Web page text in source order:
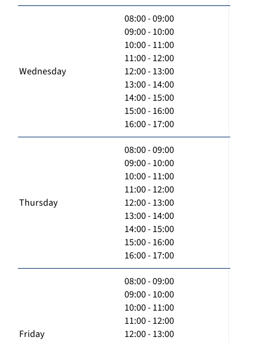
Wednesday
08:00 - 09:00
09:00 - 10:00
10:00 - 11:00
11:00 - 12:00
12:00 - 13:00
13:00 - 14:00
14:00 - 15:00
15:00 - 16:00
16:00 - 17:00
Thursday
08:00 - 09:00
09:00 - 10:00
10:00 - 11:00
11:00 - 12:00
12:00 - 13:00
13:00 - 14:00
14:00 - 15:00
15:00 - 16:00
16:00 - 17:00
Friday
08:00 - 09:00
09:00 - 10:00
10:00 - 11:00
11:00 - 12:00
12:00 - 13:00